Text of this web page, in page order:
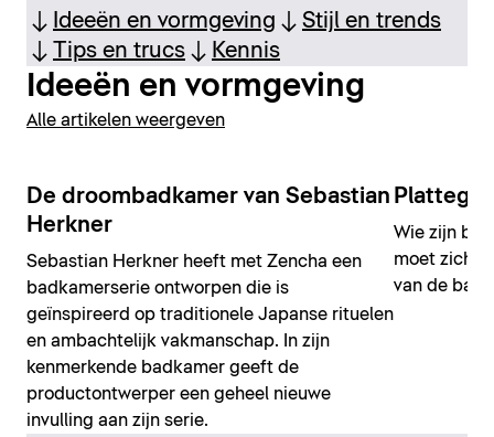
Ideeën en vormgeving
Stijl en trends
Tips en trucs
Kennis
Ideeën en vormgeving
Alle artikelen weergeven
De droombadkamer van Sebastian
Herkner
Sebastian Herkner heeft met Zencha een
badkamerserie ontworpen die is
geïnspireerd op traditionele Japanse rituelen
en ambachtelijk vakmanschap. In zijn
kenmerkende badkamer geeft de
productontwerper een geheel nieuwe
invulling aan zijn serie.
Wie zijn
moet zich
van de